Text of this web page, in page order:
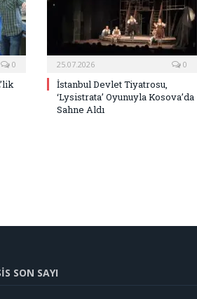
0 25.07.2026 0
İstanbul Devlet Tiyatrosu,
‘Lysistrata’ Oyunuyla Kosova’da
Sahne Aldı
SON SAYI